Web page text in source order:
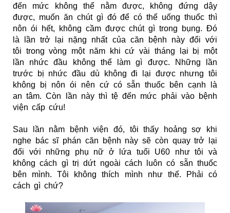
đến mức không thể nằm được, không đứng dậy
được, muốn ăn chút gì đó để có thể uống thuốc thì
nôn ói hết, không cầm được chút gì trong bụng. Đó
là lần trở lại nặng nhất của căn bệnh này đối với
tôi trong vòng một năm khi cứ vài tháng lại bị một
lần nhức đầu không thể làm gì được. Những lần
trước bị nhức đầu dù không đi lại được nhưng tôi
không bị nôn ói nên cứ có sẵn thuốc bên cạnh là
an tâm. Còn lần này thì tệ đến mức phải vào bệnh
viện cấp cứu!
Sau lần nằm bệnh viện đó, tôi thấy hoảng sợ khi
nghe bác sĩ phán căn bệnh này sẽ còn quay trở lại
đối với những phụ nữ ở lứa tuổi U60 như tôi và
không cách gì trị dứt ngoài cách luôn có sẵn thuốc
bên mình. Tôi không thích mình như thế. Phải có
cách gì chứ?